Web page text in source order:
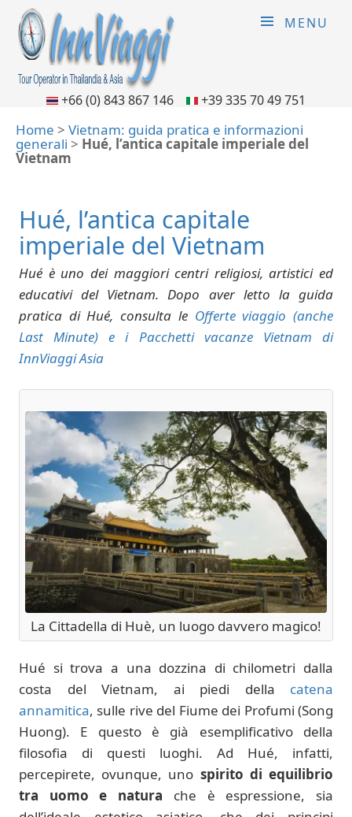
MENU
+66 (0) 843 867 146 +39 335 70 49 751
Home > Vietnam: guida pratica e informazioni
generali > Hué, l’antica capitale imperiale del
Vietnam
Hué, l’antica capitale
imperiale del Vietnam
Hué è uno dei maggiori centri religiosi, artistici ed
educativi del Vietnam. Dopo aver letto la guida
pratica di Hué, consulta le Offerte viaggio (anche
Last Minute) e i Pacchetti vacanze Vietnam di
InnViaggi Asia
La Cittadella di Huè, un luogo davvero magico!
Hué si trova a una dozzina di chilometri dalla
costa del Vietnam, ai piedi della catena
annamitica, sulle rive del Fiume dei Profumi (Song
Huong). E questo è già esemplificativo della
filosofia di questi luoghi. Ad Hué, infatti,
percepirete, ovunque, uno spirito di equilibrio
tra uomo e natura che è espressione, sia